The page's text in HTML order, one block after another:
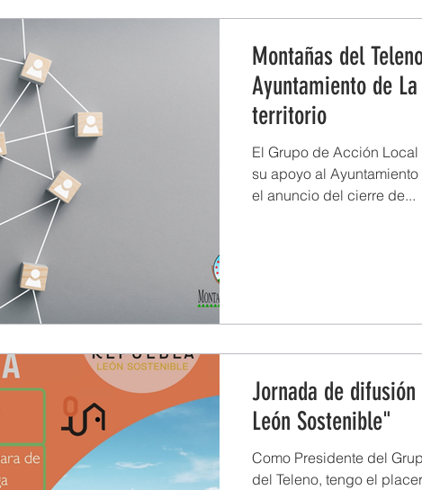
Montañas del
Ayuntamiento de
territorio
El Grupo de Acción
su apoyo al
el anuncio del cierre de...
Jornada de
León Sostenible"
Como Presidente del
del Teleno, tengo el